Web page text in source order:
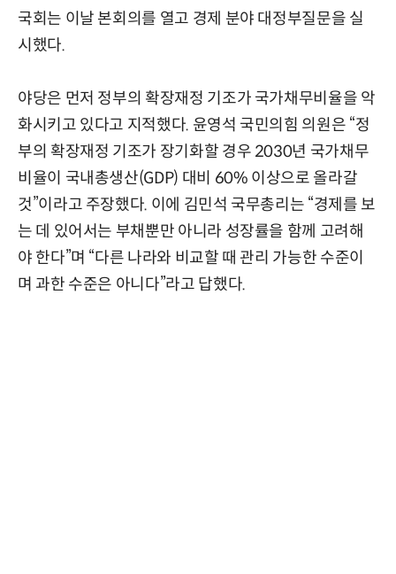
국회는 이날 본회의를 열고 경제 분야 대정부질문을 실
시했다.
야당은 먼저 정부의 확장재정 기조가 국가채무비율을 악
화시키고 있다고 지적했다. 윤영석 국민의힘 의원은 “정
부의 확장재정 기조가 장기화할 경우 2030년 국가채무
비율이 국내총생산(GDP) 대비 60% 이상으로 올라갈
것”이라고 주장했다. 이에 김민석 국무총리는 “경제를 보
는 데 있어서는 부채뿐만 아니라 성장률을 함께 고려해
야 한다”며 “다른 나라와 비교할 때 관리 가능한 수준이
며 과한 수준은 아니다”라고 답했다.